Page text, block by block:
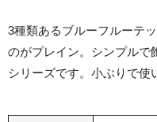
3種類あるブルーフルーテ
のがプレイン。シンプルで
シリーズです。小ぶりで使